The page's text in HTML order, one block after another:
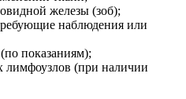
железы (зоб);
наблюдения или
показаниям);
лимфоузлов (при наличии